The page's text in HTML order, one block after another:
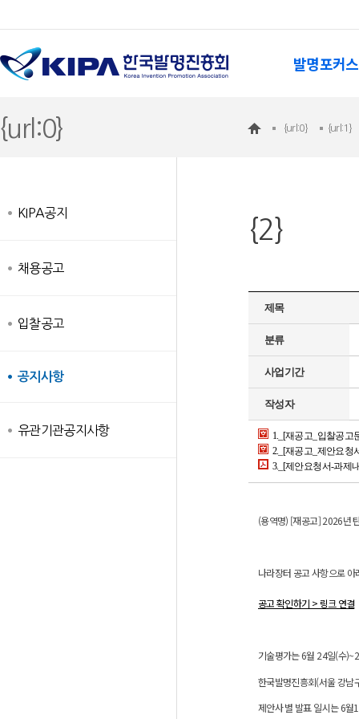
발명포커스
{url:0} {url:0} {url:1}
KIPA공지
채용공고
입찰공고
공지사항
유관기관공지사항
{2}
제목
분류
사업기간
작성자
1._[재공고_입찰공고
2._[재공고_제안요청
3._[제안요청서-과제
(용역명) [재공고] 2026년
나라장터 공고 사항으로
공고 확인하기 > 링크 연결
기술평가는 6월 24일(수
한국발명진흥회(서울 강남
제안사 별 발표 일시는 6월